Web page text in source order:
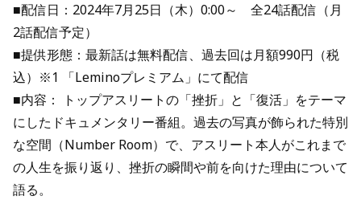
■配信日：2024年7月25日（木）0:00～ 全24話配信（月
2話配信予定）
■提供形態：最新話は無料配信、過去回は月額990円（税
込）※1 「Leminoプレミアム」にて配信
■内容： トップアスリートの「挫折」と「復活」をテーマ
にしたドキュメンタリー番組。過去の写真が飾られた特別
な空間（Number Room）で、アスリート本人がこれまで
の人生を振り返り、挫折の瞬間や前を向けた理由について
語る。